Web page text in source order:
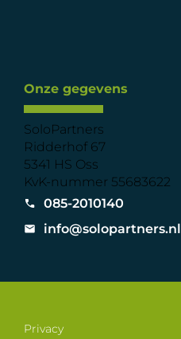
Onze gegevens
SoloPartners
Ridderhof 67
5341 HS Oss
KvK-nummer 55683622
085-2010140
info@solopartners.nl
Privacy